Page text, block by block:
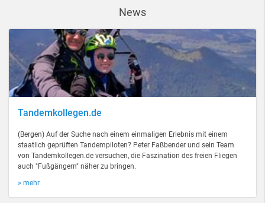
News
Tandemkollegen.de
(Bergen) Auf der Suche nach einem einmaligen Erlebnis mit einem
staatlich geprüften Tandempiloten? Peter Faßbender und sein Team
von Tandemkollegen.de versuchen, die Faszination des freien Fliegen
auch "Fußgängern" näher zu bringen.
» mehr